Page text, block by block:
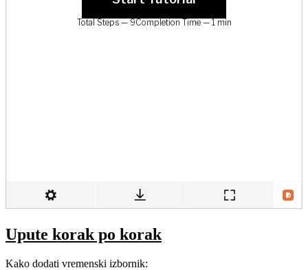
Upute korak po korak
Kako dodati vremenski izbornik: